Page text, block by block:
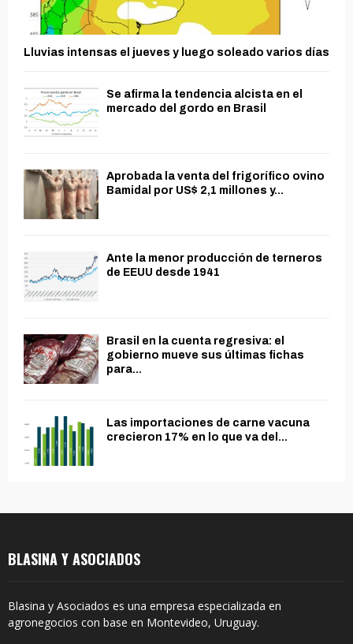
Lluvias intensas el jueves y luego soleado varios días
Se afirma la tendencia alcista en el
mercado del gordo en Brasil
Aprobada la venta del frigorífico ovino
Bamidal por US$ 2,1 millones y...
Ante la menor producción de terneros
de EEUU desde 1941
Brasil en la cuenta regresiva: el
gobierno mueve sus últimas fichas
para...
Las importaciones de carne vacuna
crecieron 17% en lo que va del...
BLASINA Y ASOCIADOS
Blasina y Asociados es una empresa especializada en
agronegocios con base en Montevideo, Uruguay.